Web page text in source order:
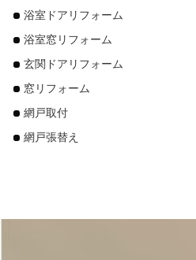
浴室ドアリフォーム
浴室窓リフォーム
玄関ドアリフォーム
窓リフォーム
網戸取付
網戸張替え